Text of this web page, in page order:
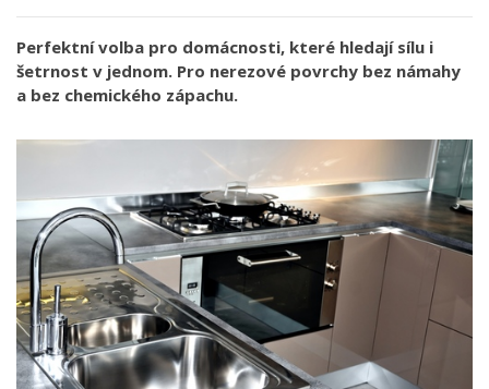
Perfektní volba pro domácnosti, které hledají sílu i
šetrnost v jednom. Pro nerezové povrchy bez námahy
a bez chemického zápachu.